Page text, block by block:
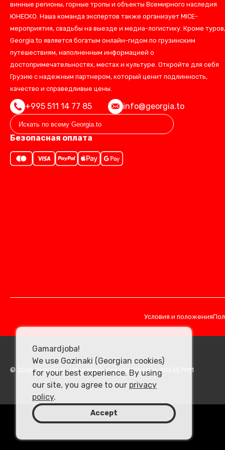
винные регионы, горные тропы и объекты Всемирного наследия
ЮНЕСКО. Наша команда экспертов также организует MICE-
мероприятия, свадьбы на выезде и медиа-логистику. Кроме туров,
Georgia.to является богатым онлайн-гидом по грузинским
путешествиям, наполненным информацией о
достопримечательностях, местах и культуре. Откройте для себя
Грузию с надежным партнером, который ценит подлинность,
качество и справедливые цены.
+995 511 14 77 85 info@georgia.to
Безопасная оплата
Условия и положения
© 2026 Georgia.to. Налоговый идентификатор: 406357981
Gamardjoba!
We use Gozinaki (Georgian cookies)
for your best experience. By using
our site, you agree to our privacy
policy.
Accept